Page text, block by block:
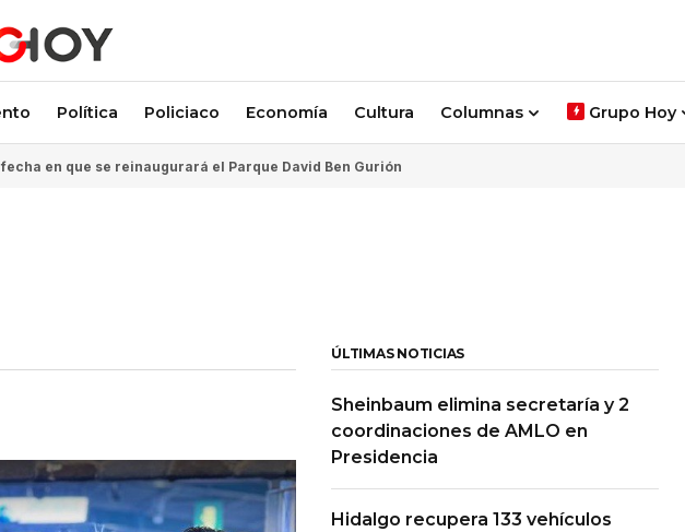
Política Policiaco Economía Cultura Columnas Grupo Hoy
en que se reinaugurará el Parque David Ben Gurión
ÚLTIMAS NOTICIAS
Sheinbaum elimina secretaría y 2
coordinaciones de AMLO en
Presidencia
Hidalgo recupera 133 vehículos